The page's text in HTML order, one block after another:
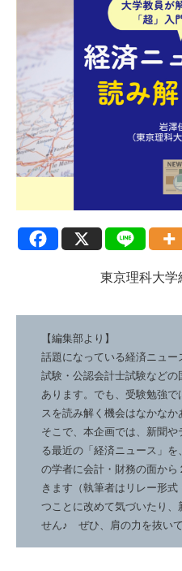
東京理科大
【編集部より】
話題になっている経済ニュ
試験・公認会計士試験など
あります。でも、受験勉強
スを読み解く機会はなかなか
そこで、本企画では、新聞
る最近の「経済ニュース」
の学者に会計・財務の面か
きます（執筆者はリレー形
つことに改めて気づいたり、
せん♪ ぜひ、肩の力を抜いて